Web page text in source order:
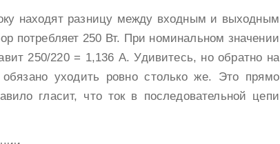
находят разницу между входным и выходным
потребляет 250 Вт. При номинальном значении
250/220 = 1,136 А. Удивитесь, но обратно на
уходить ровно столько же. Это прямо
гласит, что ток в последовательной цепи